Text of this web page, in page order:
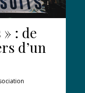
: de
d’un